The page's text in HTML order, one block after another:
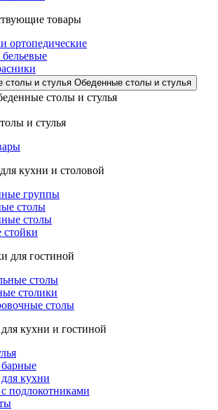
товары
ортопедические
Обеденные столы и стулья
и стулья
кухни и столовой
группы
столы
столы
стойки
для гостиной
столы
столики
столы
кухни и гостиной
кухни
подлокотниками